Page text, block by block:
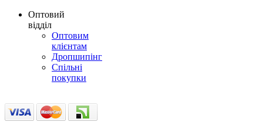
Оптовий
відділ
Оптовим
клієнтам
Дропшипінг
Спільні
покупки